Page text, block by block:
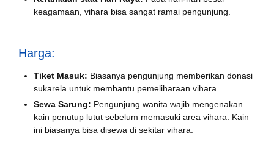
keagamaan, vihara bisa sangat ramai pengunjung.
Harga:
Tiket Masuk: Biasanya pengunjung memberikan donasi
sukarela untuk membantu pemeliharaan vihara.
Sewa Sarung: Pengunjung wanita wajib mengenakan
kain penutup lutut sebelum memasuki area vihara. Kain
ini biasanya bisa disewa di sekitar vihara.